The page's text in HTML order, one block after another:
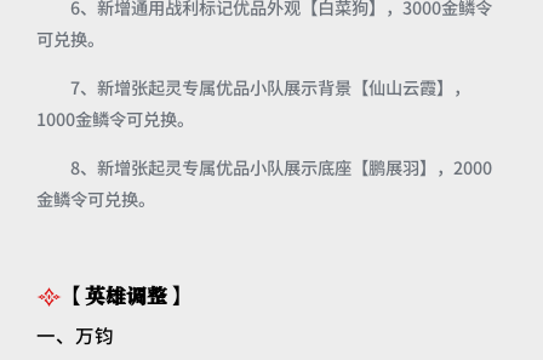
6、新增通用战利标记优品外观【白菜狗】，3000金鳞令
可兑换。
7、新增张起灵专属优品小队展示背景【仙山云霞】，
1000金鳞令可兑换。
8、新增张起灵专属优品小队展示底座【鹏展羽】，2000
金鳞令可兑换。
【英雄调整】
一、万钧